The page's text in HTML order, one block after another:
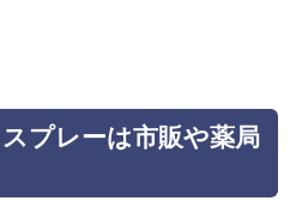
プレーは市販や薬局